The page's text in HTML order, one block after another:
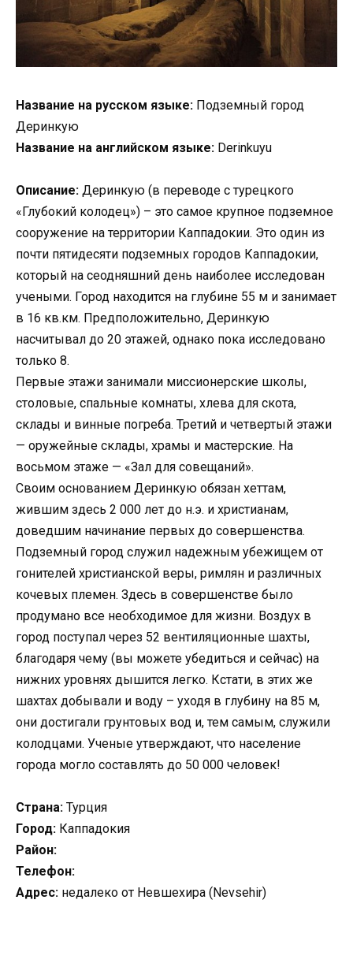
Название на русском языке: Подземный город
Деринкую
Название на английском языке: Derinkuyu
Описание: Деринкую (в переводе с турецкого
«Глубокий колодец») – это самое крупное подземное
сооружение на территории Каппадокии. Это один из
почти пятидесяти подземных городов Каппадокии,
который на сеодняшний день наиболее исследован
учеными. Город находится на глубине 55 м и занимает
в 16 кв.км. Предположительно, Деринкую
насчитывал до 20 этажей, однако пока исследовано
только 8.
Первые этажи занимали миссионерские школы,
столовые, спальные комнаты, хлева для скота,
склады и винные погреба. Третий и четвертый этажи
— оружейные склады, храмы и мастерские. На
восьмом этаже — «Зал для совещаний».
Своим основанием Деринкую обязан хеттам,
жившим здесь 2 000 лет до н.э. и христианам,
доведшим начинание первых до совершенства.
Подземный город служил надежным убежищем от
гонителей христианской веры, римлян и различных
кочевых племен. Здесь в совершенстве было
продумано все необходимое для жизни. Воздух в
город поступал через 52 вентиляционные шахты,
благодаря чему (вы можете убедиться и сейчас) на
нижних уровнях дышится легко. Кстати, в этих же
шахтах добывали и воду – уходя в глубину на 85 м,
они достигали грунтовых вод и, тем самым, служили
колодцами. Ученые утверждают, что население
города могло составлять до 50 000 человек!
Страна: Турция
Город: Каппадокия
Район:
Телефон:
Адрес: недалеко от Невшехира (Nevsehir)